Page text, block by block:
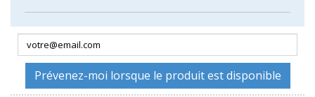
Prévenez-moi lorsque le produit est disponible